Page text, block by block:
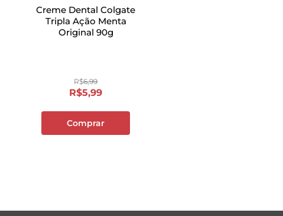
Creme Dental Colgate
Tripla Ação Menta
Original 90g
R$6,99
R$5,99
Comprar